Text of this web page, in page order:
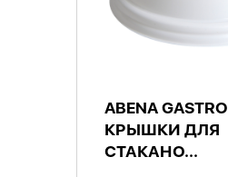
ABENA GASTRO
КРЫШКИ ДЛЯ
СТАКАНО...